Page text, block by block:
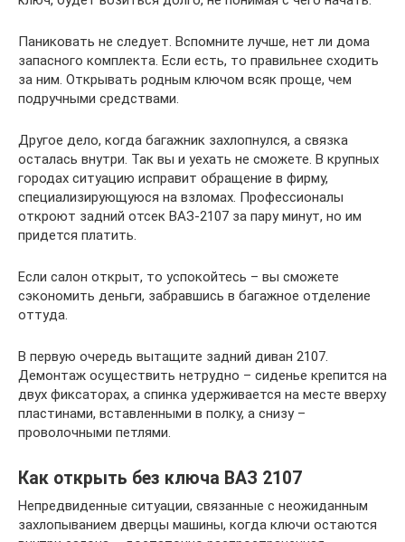
Паниковать не следует. Вспомните лучше, нет ли дома
запасного комплекта. Если есть, то правильнее сходить
за ним. Открывать родным ключом всяк проще, чем
подручными средствами.
Другое дело, когда багажник захлопнулся, а связка
осталась внутри. Так вы и уехать не сможете. В крупных
городах ситуацию исправит обращение в фирму,
специализирующуюся на взломах. Профессионалы
откроют задний отсек ВАЗ-2107 за пару минут, но им
придется платить.
Если салон открыт, то успокойтесь – вы сможете
сэкономить деньги, забравшись в багажное отделение
оттуда.
В первую очередь вытащите задний диван 2107.
Демонтаж осуществить нетрудно – сиденье крепится на
двух фиксаторах, а спинка удерживается на месте вверху
пластинами, вставленными в полку, а снизу –
проволочными петлями.
Как открыть без ключа ВАЗ 2107
Непредвиденные ситуации, связанные с неожиданным
захлопыванием дверцы машины, когда ключи остаются